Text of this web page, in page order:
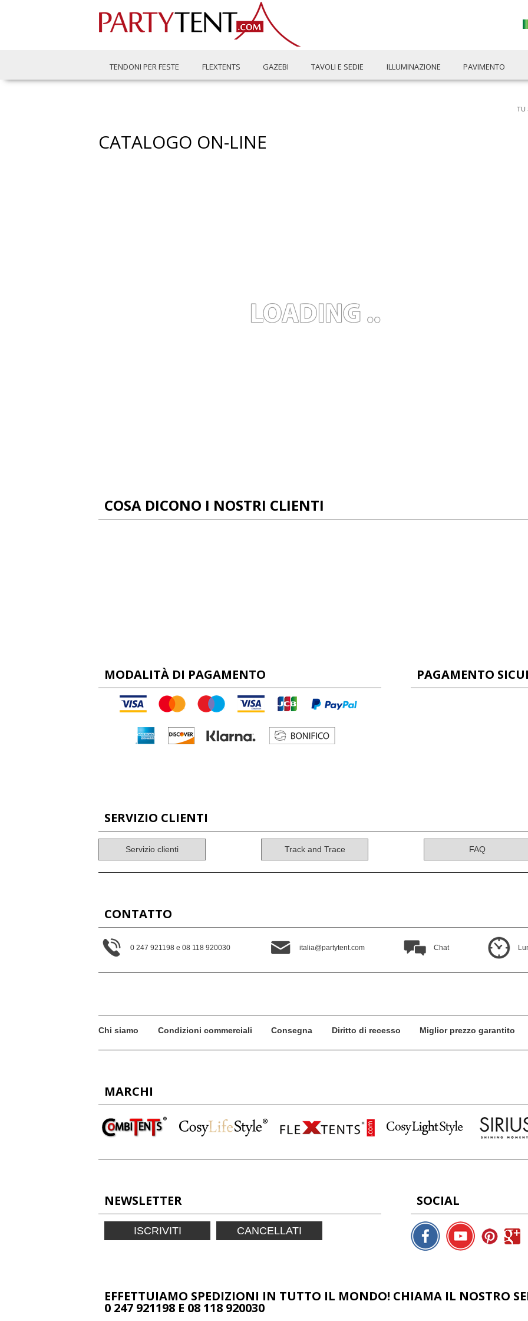
TENDONI PER FESTE FLEXTENTS GAZEBI TAVOLI E SEDIE ILLUMINAZIONE PAVIMENTO
TU
CATALOGO ON-LINE
COSA DICONO I NOSTRI CLIENTI
MODALITÀ DI PAGAMENTO PAGAMENTO
SERVIZIO CLIENTI
Servizio clienti Track and Trace FAQ
CONTATTO
0 247 921198 e 08 118 920030 italia@partytent.com Chat
Chi siamo Condizioni commerciali Consegna Diritto di recesso Miglior prezzo garantito
MARCHI
NEWSLETTER
ISCRIVITI CANCELLATI
SOCIAL
EFFETTUIAMO SPEDIZIONI IN TUTTO IL MONDO! CHIAMA IL NOSTRO
0 247 921198 E 08 118 920030